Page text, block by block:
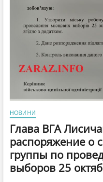
НОВИНИ
Глава ВГА
распоряжение о
группы по
выборов 25